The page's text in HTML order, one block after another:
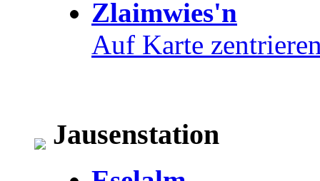
Zlaimwies'n
Auf Karte
Jausenstation